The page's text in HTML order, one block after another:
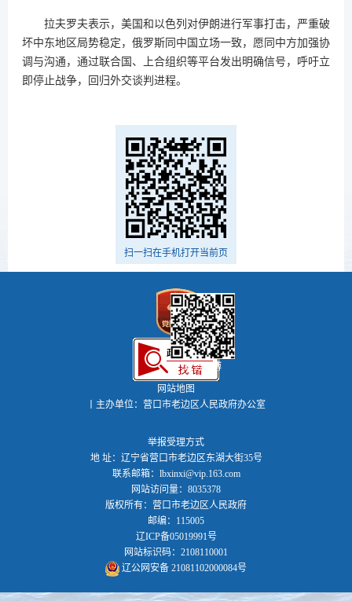
拉夫罗夫表示，美国和以色列对伊朗进行军事打击，严重破
坏中东地区局势稳定，俄罗斯同中国立场一致，愿同中方加强协
调与沟通，通过联合国、上合组织等平台发出明确信号，呼吁立
即停止战争，回归外交谈判进程。
扫一扫在手机打开当前页
政务微博
网站地图
丨主办单位：营口市老边区人民政府办公室
举报受理方式
地 址：辽宁省营口市老边区东湖大街35号
联系邮箱：lbxinxi@vip.163.com
网站访问量：8035378
版权所有：营口市老边区人民政府
邮编：115005
辽ICP备05019991号
网站标识码：2108110001
辽公网安备 21081102000084号